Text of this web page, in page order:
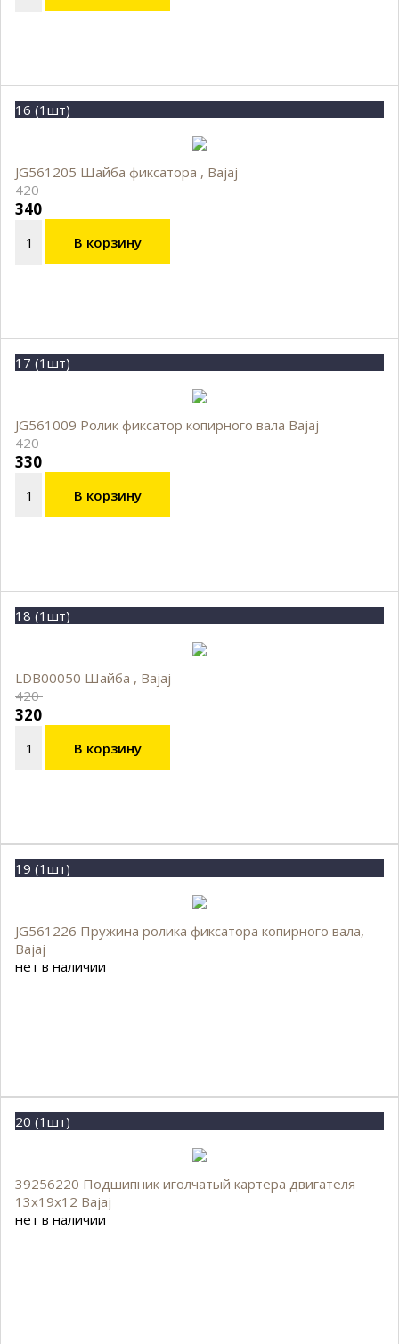
16 (1шт)
JG561205 Шайба фиксатора , Bajaj
420
340
В корзину
17 (1шт)
JG561009 Ролик фиксатор копирного вала Bajaj
420
330
В корзину
18 (1шт)
LDB00050 Шайба , Bajaj
420
320
В корзину
19 (1шт)
JG561226 Пружина ролика фиксатора копирного вала,
Bajaj
нет в наличии
20 (1шт)
39256220 Подшипник иголчатый картера двигателя
13х19х12 Bajaj
нет в наличии